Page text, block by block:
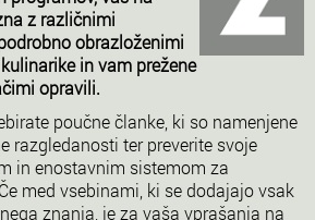
z različnimi
obrazloženimi
in vam prežene
opravili.
poučne članke, ki so namenjene
razgledanosti ter preverite svoje
in enostavnim sistemom za
med vsebinami, ki se dodajajo vsak
znanja, je za vaša vprašanja na